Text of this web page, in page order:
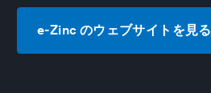
e-Zinc のウェブサイトを見る